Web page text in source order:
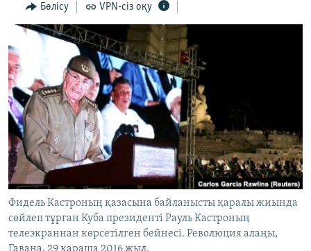
Navigation
Skip
to
Search
АДАМ ҚҰҚЫҚТАРЫ
ӘЛЕУМЕТ
ӘЛЕМ
АРНАЙЫ ЖОБАЛАР
Русский
ЖАЗЫЛЫҢЫЗ
Басқа тілдерде
Бөлісу VPN-сіз оқу
Фидель Кастроның қазасына байланысты қаралы жиында
сөйлеп тұрған Куба президенті Рауль Кастроның
телеэкраннан көрсетілген бейнесі. Революция алаңы,